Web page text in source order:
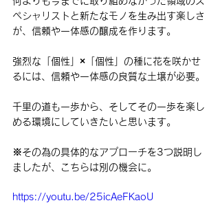
ペシャリストと新たなモノを生み出す楽しさ
が、信頼や一体感の醸成を作ります。
強烈な「個性」×「個性」の種に花を咲かせ
るには、信頼や一体感の良質な土壌が必要。
千里の道も一歩から、そしてその一歩を楽し
める環境にしていきたいと思います。
※その為の具体的なアプローチを3つ説明し
ましたが、こちらは別の機会に。
https://youtu.be/25icAeFKaoU